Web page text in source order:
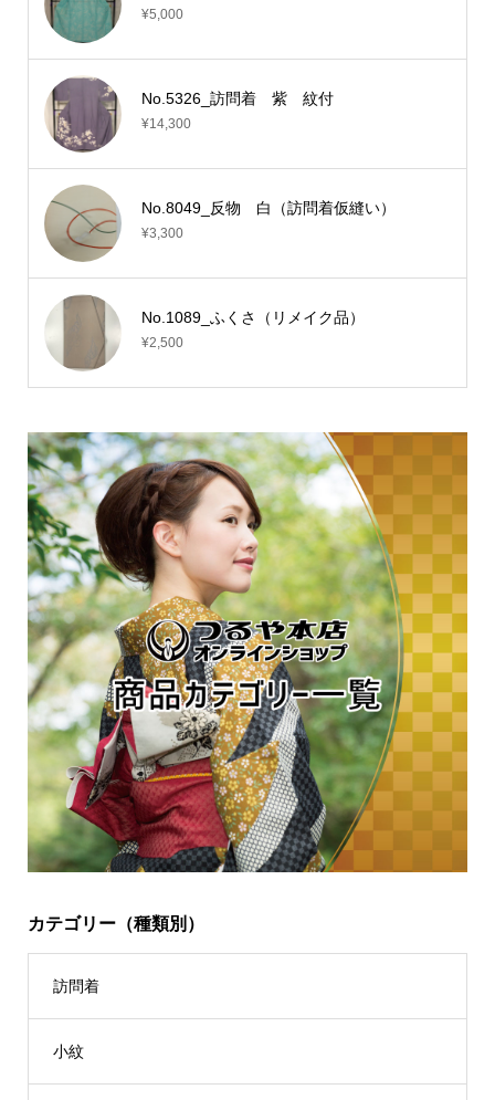
¥5,000
No.5326_訪問着 紫 紋付
¥14,300
No.8049_反物 白（訪問着仮縫い）
¥3,300
No.1089_ふくさ（リメイク品）
¥2,500
カテゴリー（種類別）
訪問着
小紋